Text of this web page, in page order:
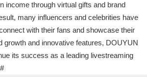
income through virtual gifts and brand
many influencers and celebrities have
with their fans and showcase their
growth and innovative features, DOUYUN
its success as a leading livestreaming